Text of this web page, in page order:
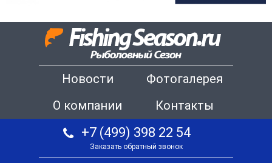
Новости
Фотогалерея
О компании
Контакты
+7 (499) 398 22 54
Заказать обратный звонок